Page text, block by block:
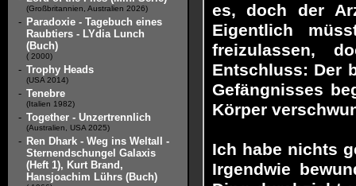
(Großbritannien, Australien 2026)
- Paradoxie - Tagebuch eines
Raubtiers - LYdia Lunch
(Buch)
( 2000)
- Trophy Heads
(USA 2014)
- Tenebre
(Italien 1982)
- Together - Unzertrennlich
(Australien, USA 2025)
- Ren Dhark - Weg ins Weltall -
Sternendschungel Galaxis
(Heft 1), Kurt Brand,
Hansjoachim Lührs (Buch)
es, doch der
Eigentlich
freizulassen,
Entschluss: Der
Gefängnisses
Körper
Ich habe nichts
Irgendwie